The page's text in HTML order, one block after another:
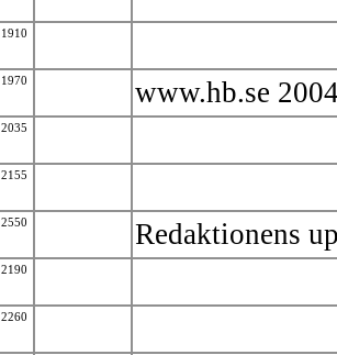
1910
1970 www.hb.se
2035
2155
2550 Redaktionens
2190
2260